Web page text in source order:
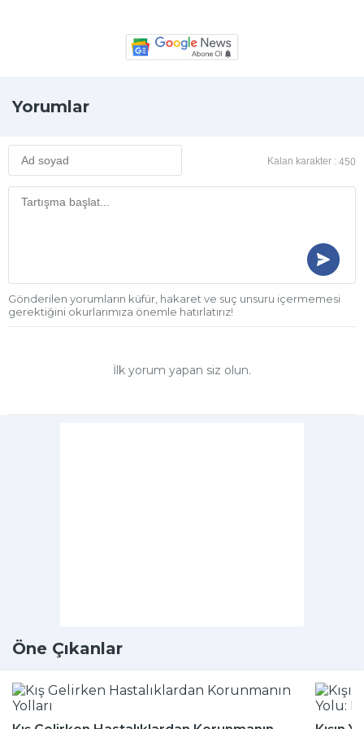
Yorumlar
Kalan karakter : 450
Gönderilen yorumların küfür, hakaret ve suç unsuru içermemesi
gerektiğini okurlarımıza önemle hatırlatırız!
İlk yorum yapan siz olun.
Öne Çıkanlar